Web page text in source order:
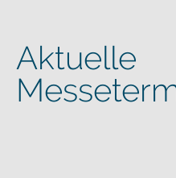
Aktuelle